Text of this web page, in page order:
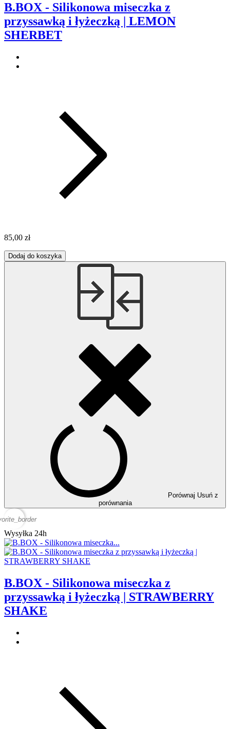
B.BOX - Silikonowa miseczka z
przyssawką i łyżeczką | LEMON
SHERBET
85,00 zł
Dodaj do koszyka
Porównaj Usuń z
porównania
Wysyłka 24h
B.BOX - Silikonowa miseczka z
przyssawką i łyżeczką | STRAWBERRY
SHAKE